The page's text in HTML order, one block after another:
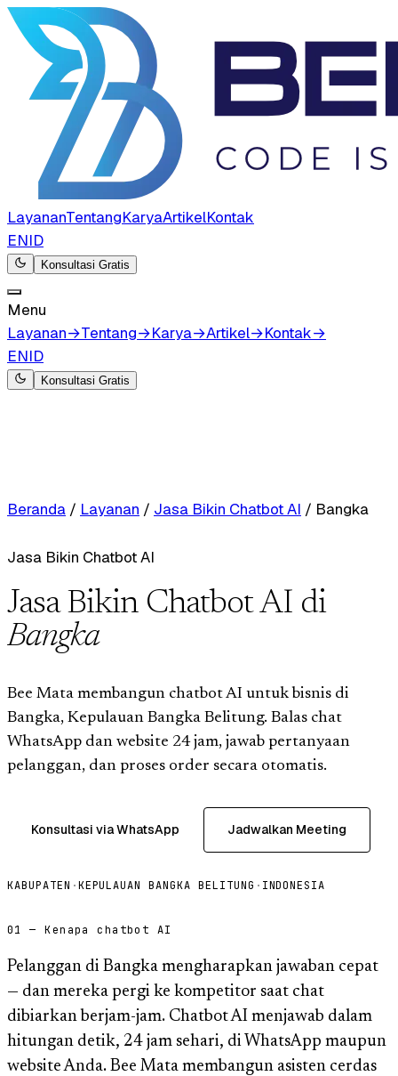
LayananTentangKaryaArtikelKontak
ENID
Konsultasi Gratis
Menu
Layanan→Tentang→Karya→Artikel→Kontak→
ENID
Konsultasi Gratis
Beranda / Layanan / Jasa Bikin Chatbot AI / Bangka
Jasa Bikin Chatbot AI
Jasa Bikin Chatbot AI di
Bangka
Bee Mata membangun chatbot AI untuk bisnis di
Bangka, Kepulauan Bangka Belitung. Balas chat
WhatsApp dan website 24 jam, jawab pertanyaan
pelanggan, dan proses order secara otomatis.
Konsultasi via WhatsApp Jadwalkan Meeting
KABUPATEN ·KEPULAUAN BANGKA BELITUNG · INDONESIA
01 — Kenapa chatbot AI
Pelanggan di Bangka mengharapkan jawaban cepat
— dan mereka pergi ke kompetitor saat chat
dibiarkan berjam-jam. Chatbot AI menjawab dalam
hitungan detik, 24 jam sehari, di WhatsApp maupun
website Anda. Bee Mata membangun asisten cerdas